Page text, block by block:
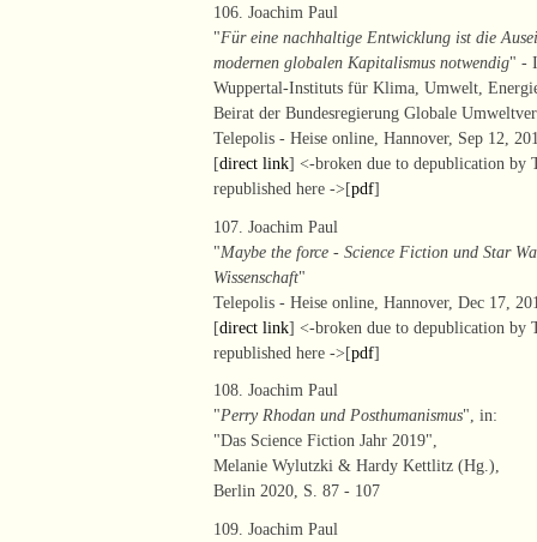
106. Joachim Paul
"Für eine nachhaltige Entwicklung ist die
modernen globalen Kapitalismus notwendig" -
Wuppertal-Instituts für Klima, Umwelt,
Beirat der Bundesregierung Globale
Telepolis - Heise online, Hannover, Sep 12,
[direct link] <-broken due to depublication by
republished here ->[pdf]
107. Joachim Paul
"Maybe the force - Science Fiction und Star
Wissenschaft"
Telepolis - Heise online, Hannover, Dec 17,
[direct link] <-broken due to depublication by
republished here ->[pdf]
108. Joachim Paul
"Perry Rhodan und Posthumanismus", in:
"Das Science Fiction Jahr 2019",
Melanie Wylutzki & Hardy Kettlitz (Hg.),
Berlin 2020, S. 87 - 107
109. Joachim Paul